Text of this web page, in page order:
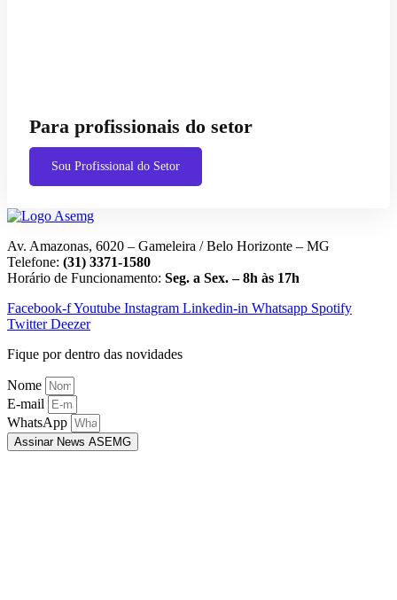
Para profissionais do setor
Sou Profissional do Setor
Av. Amazonas, 6020 – Gameleira / Belo Horizonte – MG
Telefone: (31) 3371-1580
Horário de Funcionamento: Seg. a Sex. – 8h às 17h
Facebook-fYoutube Instagram Linkedin-in Whatsapp Spotify
Twitter Deezer
Fique por dentro das novidades
Nome
E-mail
WhatsApp
Assinar News ASEMG